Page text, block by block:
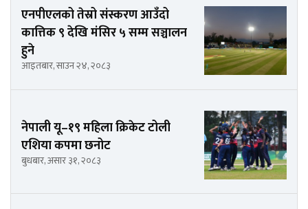
एनपीएलको तेस्रो संस्करण आउँदो
कात्तिक ९ देखि मंसिर ५ सम्म सञ्चालन
हुने
आइतबार, साउन २४, २०८३
नेपाली यू–१९ महिला क्रिकेट टोली
एशिया कपमा छनोट
बुधबार, असार ३१, २०८३